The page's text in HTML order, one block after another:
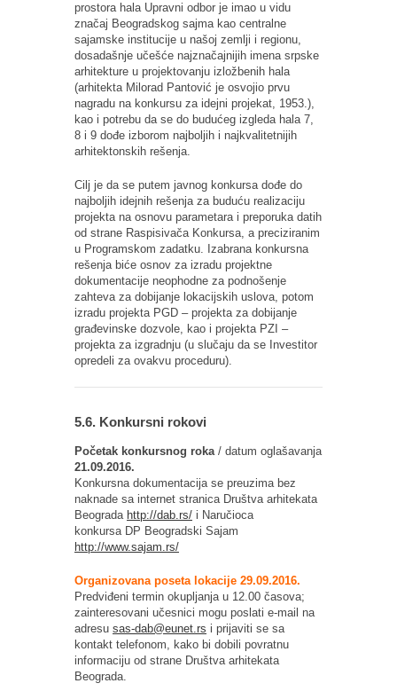
prostora hala Upravni odbor je imao u vidu
značaj Beogradskog sajma kao centralne
sajamske institucije u našoj zemlji i regionu,
dosadašnje učešće najznačajnijih imena srpske
arhitekture u projektovanju izložbenih hala
(arhitekta Milorad Pantović je osvojio prvu
nagradu na konkursu za idejni projekat, 1953.),
kao i potrebu da se do budućeg izgleda hala 7,
8 i 9 dođe izborom najboljih i najkvalitetnijih
arhitektonskih rešenja.
Cilj je da se putem javnog konkursa dođe do
najboljih idejnih rešenja za buduću realizaciju
projekta na osnovu parametara i preporuka datih
od strane Raspisivača Konkursa, a preciziranim
u Programskom zadatku. Izabrana konkursna
rešenja biće osnov za izradu projektne
dokumentacije neophodne za podnošenje
zahteva za dobijanje lokacijskih uslova, potom
izradu projekta PGD – projekta za dobijanje
građevinske dozvole, kao i projekta PZI –
projekta za izgradnju (u slučaju da se Investitor
opredeli za ovakvu proceduru).
5.6. Konkursni rokovi
Početak konkursnog roka/ datum oglašavanja
21.09.2016.
Konkursna dokumentacija se preuzima bez
naknade sa internet stranica Društva arhitekata
Beograda http://dab.rs/ i Naručioca
konkursa DP Beogradski Sajam
http://www.sajam.rs/
Organizovana poseta lokacije 29.09.2016.
Predviđeni termin okupljanja u 12.00 časova;
zainteresovani učesnici mogu poslati e-mail na
adresu sas-dab@eunet.rs i prijaviti se sa
kontakt telefonom, kako bi dobili povratnu
informaciju od strane Društva arhitekata
Beograda.